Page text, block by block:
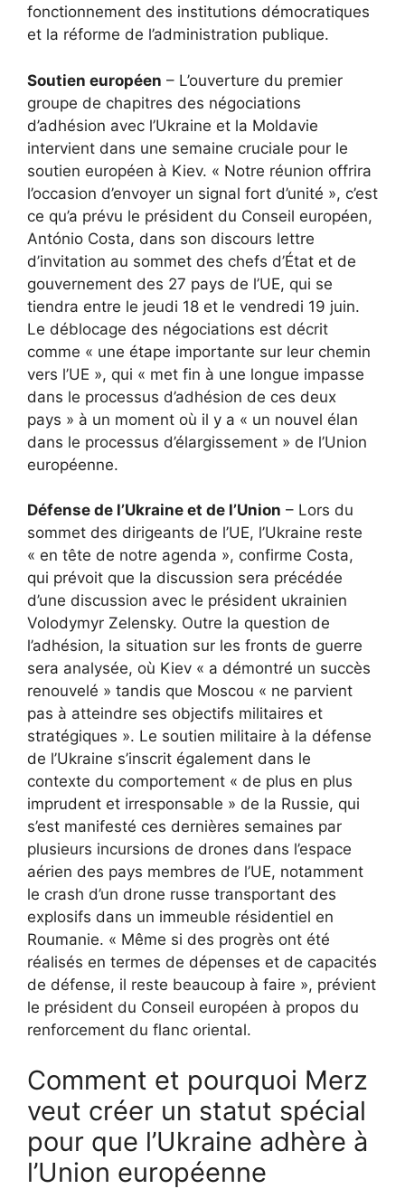
fonctionnement des institutions démocratiques
et la réforme de l’administration publique.
Soutien européen – L’ouverture du premier
groupe de chapitres des négociations
d’adhésion avec l’Ukraine et la Moldavie
intervient dans une semaine cruciale pour le
soutien européen à Kiev. « Notre réunion offrira
l’occasion d’envoyer un signal fort d’unité », c’est
ce qu’a prévu le président du Conseil européen,
António Costa, dans son discours lettre
d’invitation au sommet des chefs d’État et de
gouvernement des 27 pays de l’UE, qui se
tiendra entre le jeudi 18 et le vendredi 19 juin.
Le déblocage des négociations est décrit
comme « une étape importante sur leur chemin
vers l’UE », qui « met fin à une longue impasse
dans le processus d’adhésion de ces deux
pays » à un moment où il y a « un nouvel élan
dans le processus d’élargissement » de l’Union
européenne.
Défense de l’Ukraine et de l’Union – Lors du
sommet des dirigeants de l’UE, l’Ukraine reste
« en tête de notre agenda », confirme Costa,
qui prévoit que la discussion sera précédée
d’une discussion avec le président ukrainien
Volodymyr Zelensky. Outre la question de
l’adhésion, la situation sur les fronts de guerre
sera analysée, où Kiev « a démontré un succès
renouvelé » tandis que Moscou « ne parvient
pas à atteindre ses objectifs militaires et
stratégiques ». Le soutien militaire à la défense
de l’Ukraine s’inscrit également dans le
contexte du comportement « de plus en plus
imprudent et irresponsable » de la Russie, qui
s’est manifesté ces dernières semaines par
plusieurs incursions de drones dans l’espace
aérien des pays membres de l’UE, notamment
le crash d’un drone russe transportant des
explosifs dans un immeuble résidentiel en
Roumanie. « Même si des progrès ont été
réalisés en termes de dépenses et de capacités
de défense, il reste beaucoup à faire », prévient
le président du Conseil européen à propos du
renforcement du flanc oriental.
Comment et pourquoi Merz
veut créer un statut spécial
pour que l’Ukraine adhère à
l’Union européenne